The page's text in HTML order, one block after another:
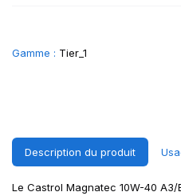
Gamme : Tier_1
Description du produit
Le Castrol Magnatec 10W-40